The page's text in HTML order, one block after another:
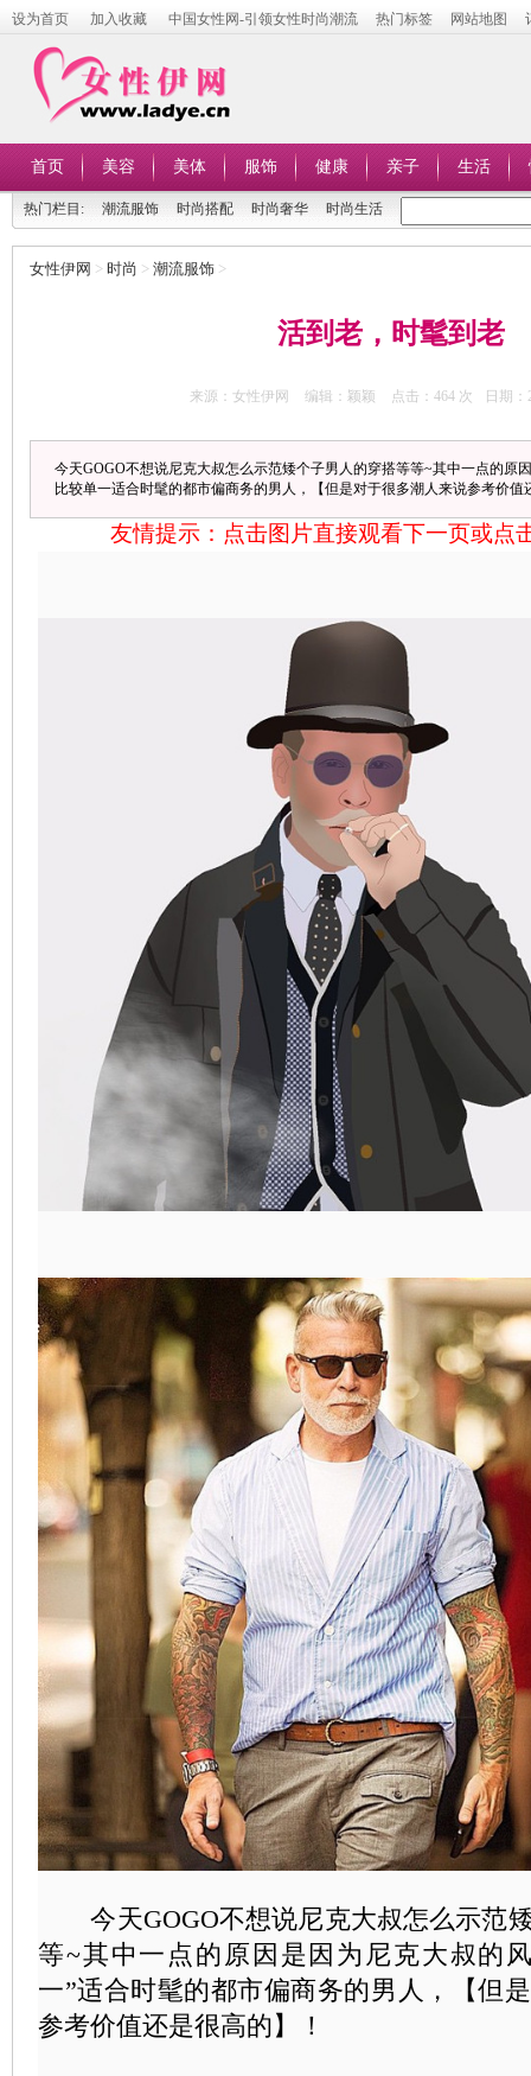
设为首页 加入收藏 中国女性网-引领女性时尚潮流 热门标签 网站地图
首页 美容 美体 服饰 健康 亲子 生活
热门栏目: 潮流服饰 时尚搭配 时尚奢华 时尚生活
女性伊网 > 时尚 > 潮流服饰 >
活到老，时髦到老
来源：女性伊网 编辑：颖颖 点击： 464 次 日期：
今天GOGO不想说尼克大叔怎么示范矮个子男人的穿搭等等~其中一点的原
比较单一适合时髦的都市偏商务的男人，【但是对于很多潮人来说参考价值
友情提示：点击图片直接观看下一页或点
今天GOGO不想说尼克大叔怎么示范
等~其中一点的原因是因为尼克大叔的
一”适合时髦的都市偏商务的男人，【但
参考价值还是很高的】！